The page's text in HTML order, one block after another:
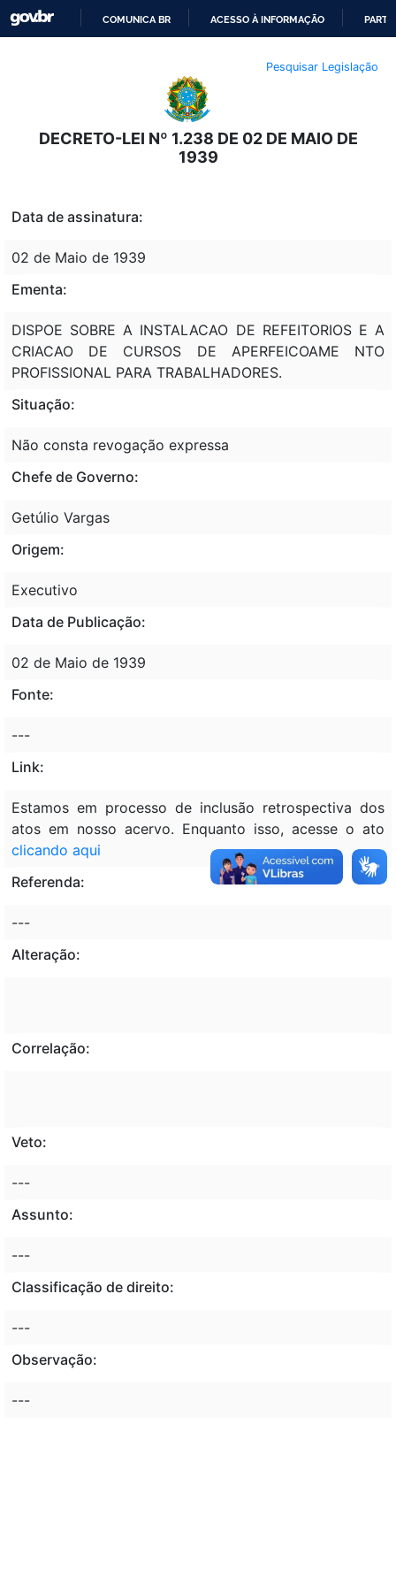
O
CONTEÚDO
COMUNICA BR ACESSO À INFORMAÇÃO
Pesquisar Legislação
DECRETO-LEI Nº 1.238 DE 02 DE MAIO DE
1939
Data de assinatura:
02 de Maio de 1939
Ementa:
DISPOE SOBRE A INSTALACAO DE REFEITORIOS E A
CRIACAO DE CURSOS DE APERFEICOAME NTO
PROFISSIONAL PARA TRABALHADORES.
Situação:
Não consta revogação expressa
Chefe de Governo:
Getúlio Vargas
Origem:
Executivo
Data de Publicação:
02 de Maio de 1939
Fonte:
---
Link:
Estamos em processo de inclusão retrospectiva dos
atos em nosso acervo. Enquanto isso, acesse o ato
clicando aqui
Referenda:
---
Alteração:
Correlação:
Veto:
---
Assunto:
---
Classificação de direito:
---
Observação:
---